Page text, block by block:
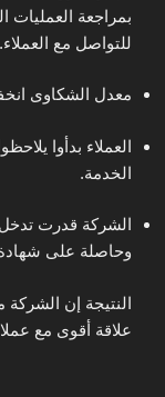
بمراجعة العمليات
للتواصل مع العملاء. بعد 6 شهور من
معدل الشكاوى انخفض
العملاء بدأوا
الخدمة.
الشركة قدرت
وحاصلة على شهادة
النتيجة إن
علاقة أقوى مع